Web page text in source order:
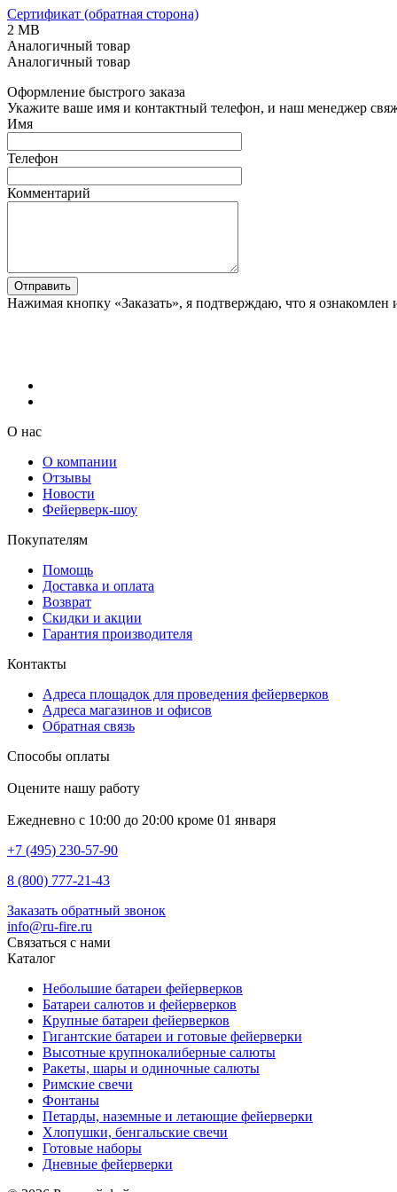
Сертификат (обратная сторона)
2 MB
Аналогичный товар
Аналогичный товар
Оформление быстрого заказа
Укажите ваше имя и контактный телефон, и наш менеджер
Имя
Телефон
Комментарий
Отправить
Нажимая кнопку «Заказать», я подтверждаю, что я ознакомлен
О нас
О компании
Отзывы
Новости
Фейерверк-шоу
Покупателям
Помощь
Доставка и оплата
Возврат
Скидки и акции
Гарантия производителя
Контакты
Адреса площадок для проведения фейерверков
Адреса магазинов и офисов
Обратная связь
Способы оплаты
Оцените нашу работу
Ежедневно с 10:00 до 20:00 кроме 01 января
+7 (495) 230-57-90
8 (800) 777-21-43
Заказать обратный звонок
info@ru-fire.ru
Связаться с нами
Каталог
Небольшие батареи фейерверков
Батареи салютов и фейерверков
Крупные батареи фейерверков
Гигантские батареи и готовые фейерверки
Высотные крупнокалиберные салюты
Ракеты, шары и одиночные салюты
Римские свечи
Фонтаны
Петарды, наземные и летающие фейерверки
Хлопушки, бенгальские свечи
Готовые наборы
Дневные фейерверки